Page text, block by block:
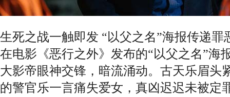
生死之战一触即发 “以父之名”海报传递罪
在电影《恶行之外》发布的“以父之名”海
大影帝眼神交锋，暗流涌动。古天乐眉头
的警官乐一言痛失爱女，真凶迟迟未被定